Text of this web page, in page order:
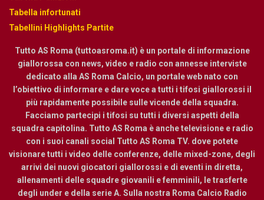
Tabella infortunati
Tabellini Highlights Partite
Tutto AS Roma (tuttoasroma.it) è un portale di informazione
giallorossa con news, video e radio con annesse interviste
dedicato alla AS Roma Calcio, un portale web nato con
l’obiettivo di informare e dare voce a tutti i tifosi giallorossi il
più rapidamente possibile sulle vicende della squadra.
Facciamo partecipi i tifosi su tutti i diversi aspetti della
squadra capitolina. Tutto AS Roma è anche televisione e radio
con i suoi canali social Tutto AS Roma TV. dove potete
visionare tutti i video delle conferenze, delle mixed-zone, degli
arrivi dei nuovi giocatori giallorossi e di eventi in diretta,
allenamenti delle squadre giovanili e femminili, le trasferte
degli under e della serie A. Sulla nostra Roma Calcio Radio